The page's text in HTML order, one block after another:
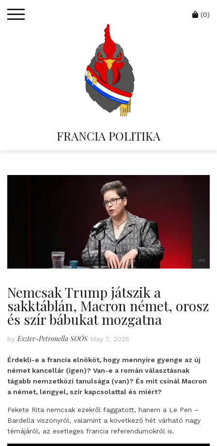
FRANCIA POLITIKA
Cart
(0)
Nemcsak Trump játszik a
sakktáblán, Macron német, orosz
és szír bábukat mozgatna
by Eszter-Petronella SOÓS May 7, 2025
Érdekli-e a francia elnököt, hogy mennyire gyenge az új
német kancellár (igen)? Van-e a román választásnak
tágabb nemzetközi tanulsága (van)? És mit csinál Macron
a német, lengyel, szír kapcsolattal és miért?
Fekete Rita nemcsak ezekről faggatott, hanem a Le Pen –
Bardella viszonyról, valamint a következő hét várható nagy
témájáról, az esetleges francia referendumokról is.